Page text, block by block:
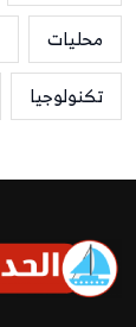
محليات
تكنولوجيا